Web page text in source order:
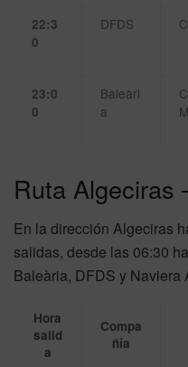
22:3
0
DFDS
23:0
0
Baleàri
a
Ruta Algeciras
En la dirección Algeciras
salidas, desde las 06:30
Baleària, DFDS y Naviera
Hora
salid
a
Compa
ñía